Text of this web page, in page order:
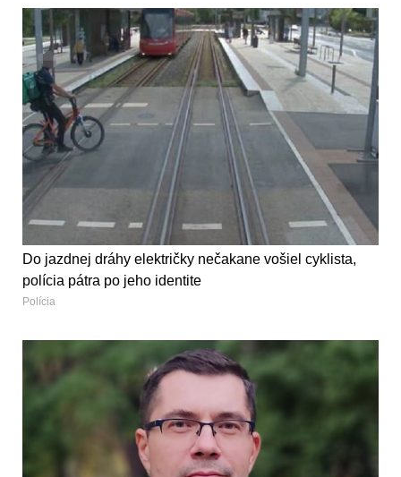
Do jazdnej dráhy električky nečakane vošiel cyklista,
polícia pátra po jeho identite
Polícia